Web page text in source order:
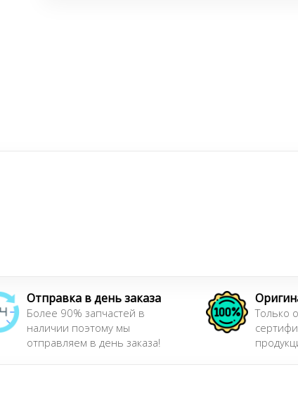
Отправка в день заказа
Более 90% запчастей в
наличии поэтому мы
отправляем в день заказа!
Только